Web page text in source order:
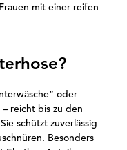
mit einer reifen
oder
reicht bis zu den
schützt zuverlässig
Besonders